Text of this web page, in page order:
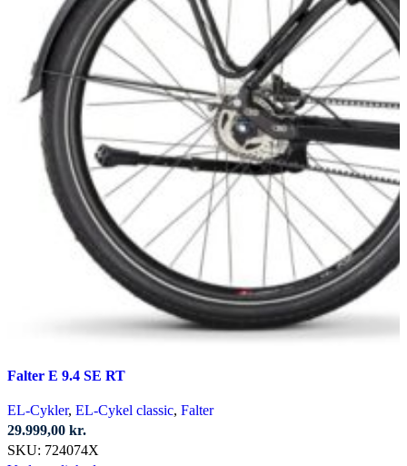
Falter E 9.4 SE RT
EL-Cykler, EL-Cykel classic, Falter
29.999,00 kr.
SKU: 724074X